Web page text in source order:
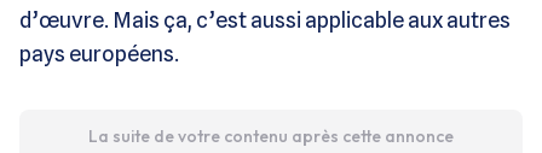
d’œuvre. Mais ça, c’est aussi applicable aux autres
pays européens.
La suite de votre contenu après cette annonce